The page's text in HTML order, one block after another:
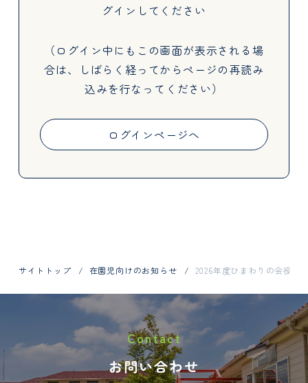
About
Activities
お問い合わせはお電話で
048-798-1404
グインしてください
（ログイン中にもこの画面が表示される場
合は、しばらく経ってからページの再読み
込みを行なってください）
ログインページへ
サイトトップ 在園児向けのお知らせ 2026年度ひまわりの会役員
Contact
お問い合わせ